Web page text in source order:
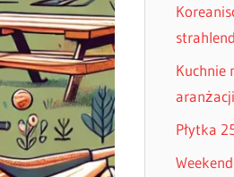
Kuchnie
Płytka